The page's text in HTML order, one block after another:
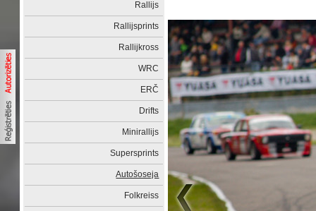
Rallijs
Rallijsprints
Rallijkross
WRC
ERČ
Drifts
Minirallijs
Supersprints
Autošoseja
Folkreiss